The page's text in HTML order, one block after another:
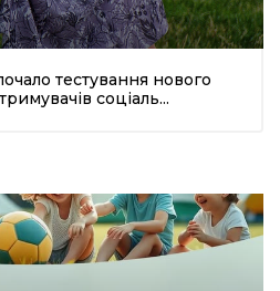
тестування нового
соціаль...